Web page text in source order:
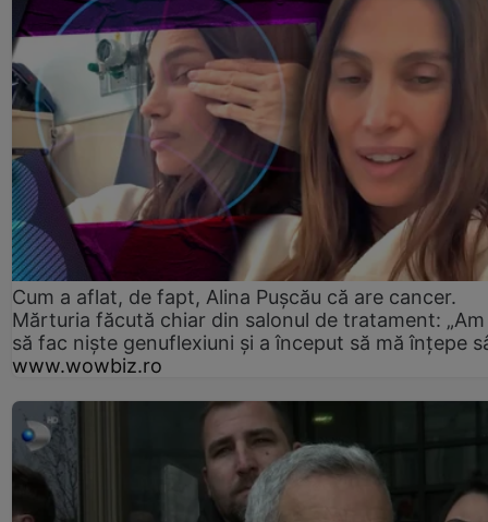
Cum a aflat, de fapt, Alina Pușcău că are cancer.
Mărturia făcută chiar din salonul de tratament:
să fac niște genuflexiuni și a început să mă înțepe
www.wowbiz.ro